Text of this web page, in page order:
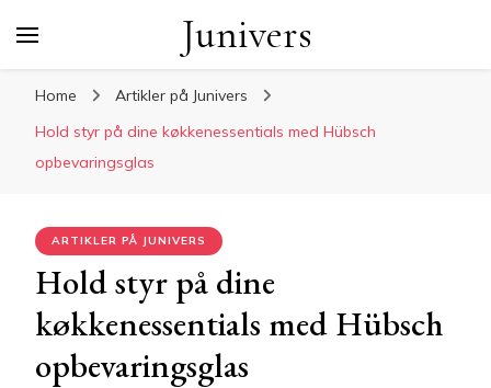
Junivers
Home
Artikler på Junivers
Hold styr på dine køkkenessentials med Hübsch
opbevaringsglas
ARTIKLER PÅ JUNIVERS
Hold styr på dine
køkkenessentials med Hübsch
opbevaringsglas